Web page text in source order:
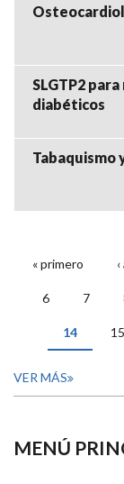
SLGTP2
diabéticos
Tabaquismo
PÁGINAS
« primero
6 7
14 15
VER MÁS
MENÚ